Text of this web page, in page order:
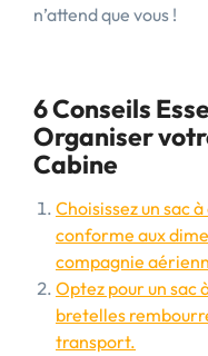
n’attend que vous !
6 Conseils
Organiser
Cabine
Choisissez un sac
conforme aux
compagnie
Optez pour un sac
bretelles
transport.